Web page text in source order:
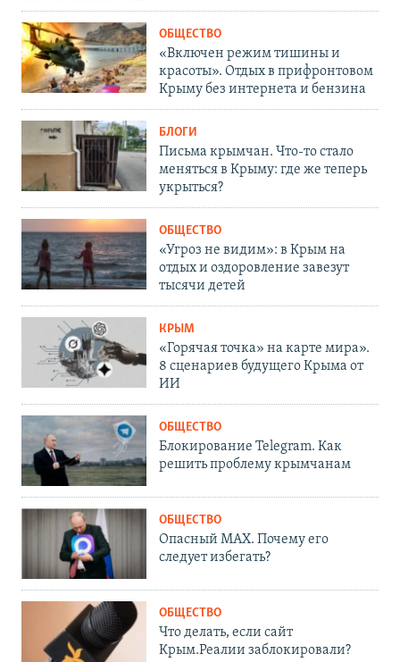
ОБЩЕСТВО
«Включен режим тишины и
красоты». Отдых в прифронтовом
Крыму без интернета и бензина
БЛОГИ
Письма крымчан. Что-то стало
меняться в Крыму: где же теперь
укрыться?
ОБЩЕСТВО
«Угроз не видим»: в Крым на
отдых и оздоровление завезут
тысячи детей
КРЫМ
«Горячая точка» на карте мира».
8 сценариев будущего Крыма от
ИИ
ОБЩЕСТВО
Блокирование Telegram. Как
решить проблему крымчанам
ОБЩЕСТВО
Опасный MAX. Почему его
следует избегать?
ОБЩЕСТВО
Что делать, если сайт
Крым.Реалии заблокировали?